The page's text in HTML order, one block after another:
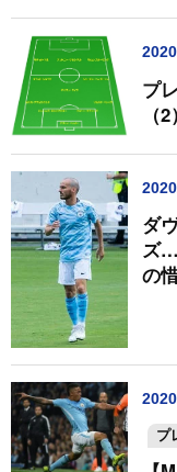
プ
（
ダ
ズ
の
プ